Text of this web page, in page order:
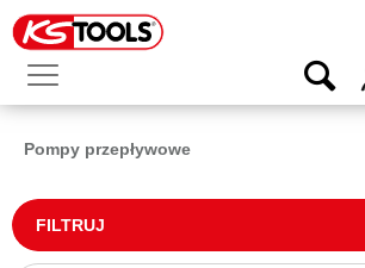
Pompy przepływowe
FILTRUJ